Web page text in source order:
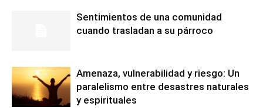
Sentimientos de una comunidad
cuando trasladan a su párroco
Amenaza, vulnerabilidad y riesgo: Un
paralelismo entre desastres naturales
y espirituales